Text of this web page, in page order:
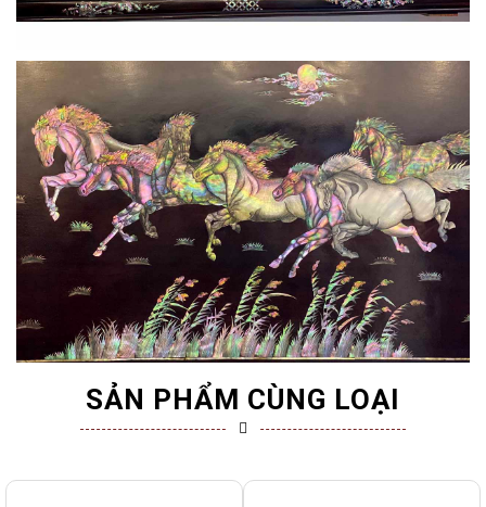
SẢN PHẨM CÙNG LOẠI